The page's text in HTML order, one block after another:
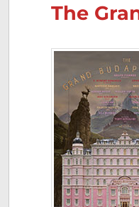
The